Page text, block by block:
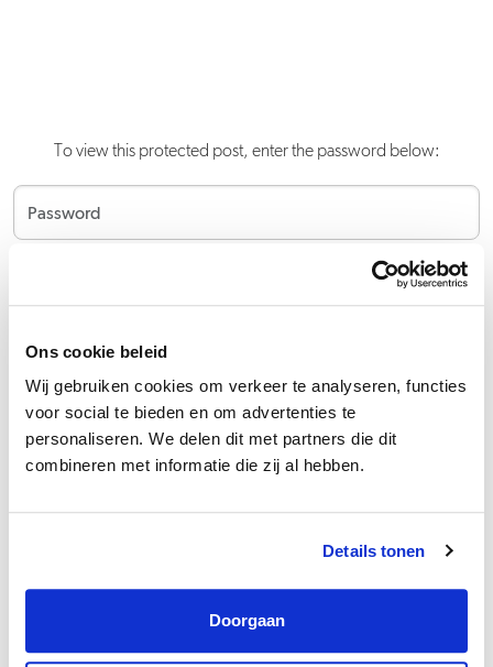
Ons cookie beleid
Wij gebruiken cookies om verkeer te analyseren, functies
voor social te bieden en om advertenties te
personaliseren. We delen dit met partners die dit
combineren met informatie die zij al hebben.
Details tonen
Doorgaan
To view this protected post, enter the password below: